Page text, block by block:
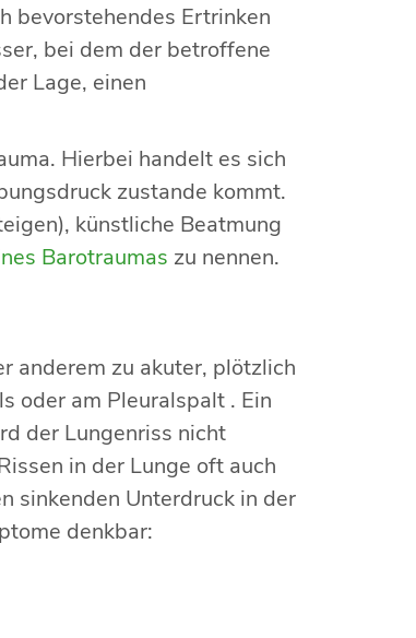
bevorstehendes Ertrinken
bei dem der betroffene
Lage, einen
Hierbei handelt es sich
zustande kommt.
künstliche Beatmung
Barotraumas zu nennen.
anderem zu akuter, plötzlich
oder am Pleuralspalt . Ein
der Lungenriss nicht
in der Lunge oft auch
sinkenden Unterdruck in der
denkbar: